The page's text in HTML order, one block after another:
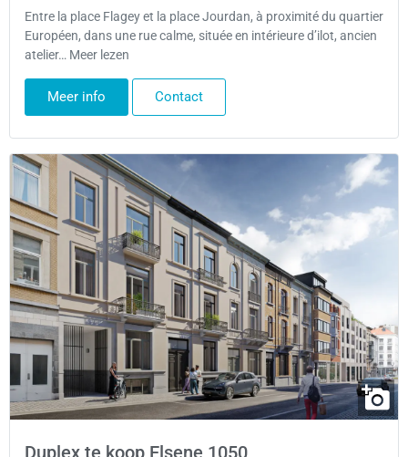
Entre la place Flagey et la place Jourdan, à proximité du quartier
Européen, dans une rue calme, située en intérieure d’ilot, ancien
atelier… Meer lezen
Meer info Contact
Duplex te koop Elsene 1050